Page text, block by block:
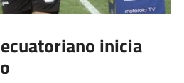
inicia